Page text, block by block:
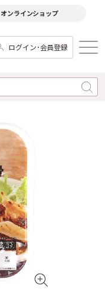
オンラインショップ
ログイン･会員登録